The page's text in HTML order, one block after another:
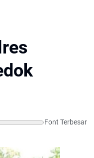
Font Terbesar